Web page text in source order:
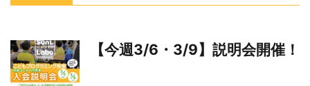
【今週3/6・3/9】説明会開催！